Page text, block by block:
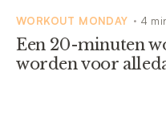
WORKOUT MONDAY • 4
Een 20-minuten
worden voor